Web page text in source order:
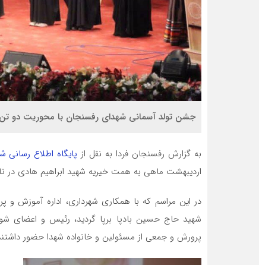
جشن تولد آسمانی شهدای رفسنجان با محوریت دو تن از
به گزارش رفسنجان فردا به نقل از پایگاه اطلاع رسانی
اردیبهشت ماهی به همت خیریه شهید ابراهیم هادی در
در این مراسم که با همکاری شهرداری، اداره آموزش
شهید حاج حسین بادپا برپا گردید، رئیس و اعضای
پرورش و جمعی از مسئولین و خانواده شهدا حضور